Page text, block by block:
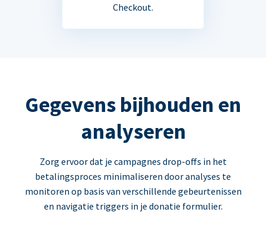
Checkout.
Gegevens bijhouden en
analyseren
Zorg ervoor dat je campagnes drop-offs in het
betalingsproces minimaliseren door analyses te
monitoren op basis van verschillende gebeurtenissen
en navigatie triggers in je donatie formulier.